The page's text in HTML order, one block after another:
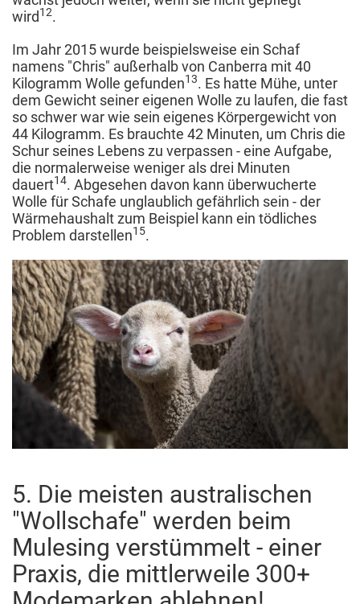
wird12.
Im Jahr 2015 wurde beispielsweise ein Schaf
namens "Chris" außerhalb von Canberra mit 40
Kilogramm Wolle gefunden13. Es hatte Mühe, unter
dem Gewicht seiner eigenen Wolle zu laufen, die fast
so schwer war wie sein eigenes Körpergewicht von
44 Kilogramm. Es brauchte 42 Minuten, um Chris die
Schur seines Lebens zu verpassen - eine Aufgabe,
die normalerweise weniger als drei Minuten
dauert14. Abgesehen davon kann überwucherte
Wolle für Schafe unglaublich gefährlich sein - der
Wärmehaushalt zum Beispiel kann ein tödliches
Problem darstellen15.
5. Die meisten australischen
"Wollschafe" werden beim
Mulesing verstümmelt - einer
Praxis, die mittlerweile 300+